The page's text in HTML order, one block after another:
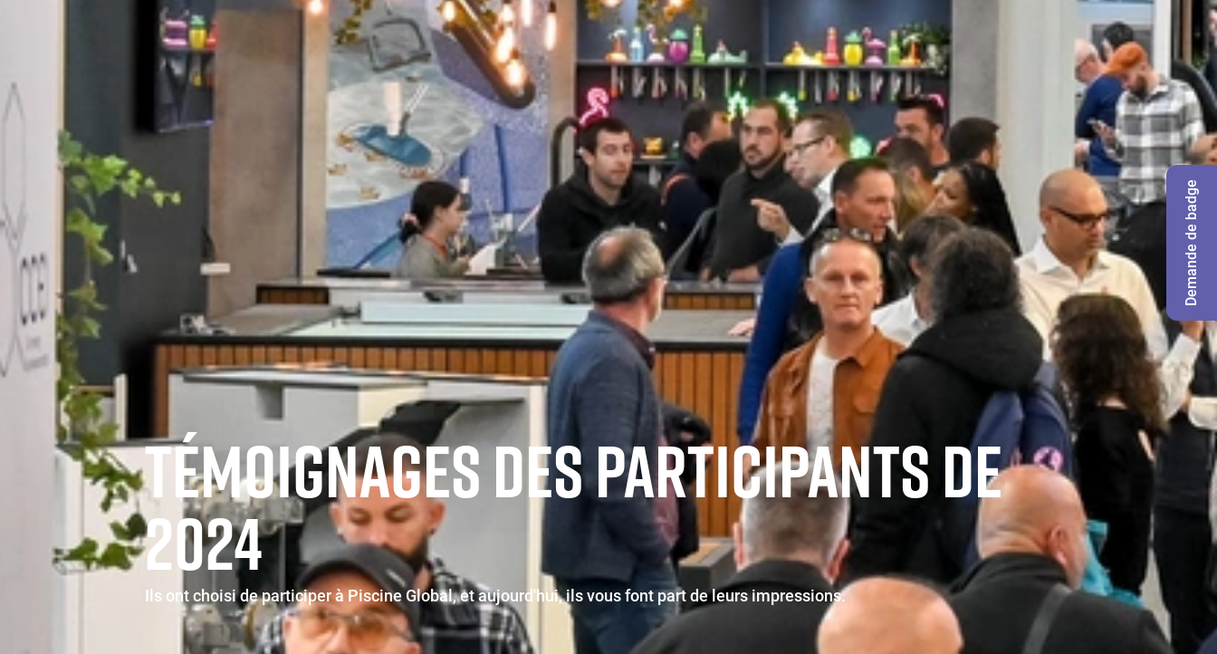
TÉMOIGNAGES DES PARTICIPANTS DE
2024
Ils ont choisi de participer à Piscine Global, et aujourd'hui, ils vous font part de leurs impressions.
Demande de badge